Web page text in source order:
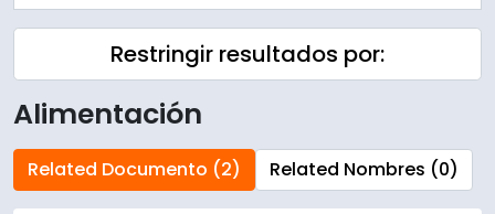
Restringir resultados por:
Alimentación
Related Documento (2) Related Nombres (0)